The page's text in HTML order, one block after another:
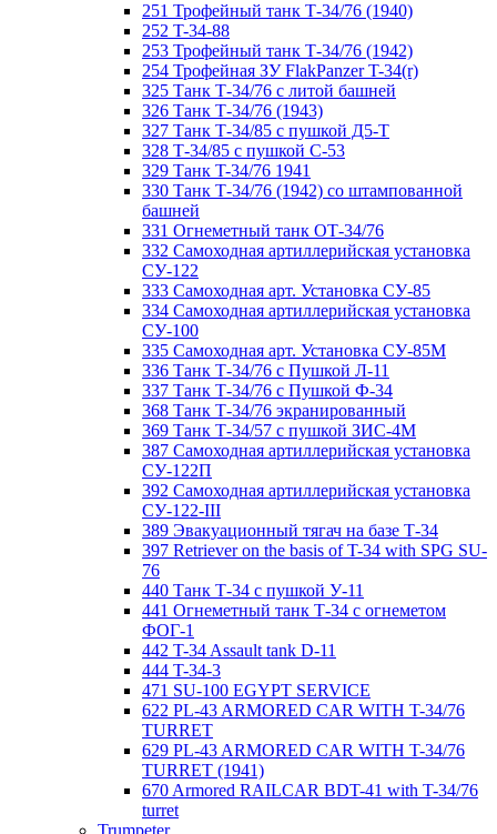
251 Трофейный танк Т-34/76 (1940)
252 T-34-88
253 Трофейный танк Т-34/76 (1942)
254 Трофейная ЗУ FlakPanzer T-34(r)
325 Танк Т-34/76 с литой башней
326 Танк Т-34/76 (1943)
327 Танк Т-34/85 с пушкой Д5-Т
328 Т-34/85 с пушкой С-53
329 Танк T-34/76 1941
330 Танк Т-34/76 (1942) со штампованной
башней
331 Огнеметный танк ОТ-34/76
332 Самоходная артиллерийская установка
СУ-122
333 Самоходная арт. Установка СУ-85
334 Самоходная артиллерийская установка
СУ-100
335 Самоходная арт. Установка СУ-85М
336 Танк Т-34/76 с Пушкой Л-11
337 Танк Т-34/76 с Пушкой Ф-34
368 Танк Т-34/76 экранированный
369 Танк Т-34/57 с пушкой ЗИС-4М
387 Самоходная артиллерийская установка
СУ-122П
392 Самоходная артиллерийская установка
СУ-122-III
389 Эвакуационный тягач на базе Т-34
397 Retriever on the basis of T-34 with SPG SU-
76
440 Танк Т-34 с пушкой У-11
441 Огнеметный танк Т-34 с огнеметом
ФОГ-1
442 T-34 Assault tank D-11
444 T-34-3
471 SU-100 EGYPT SERVICE
622 PL-43 ARMORED CAR WITH T-34/76
TURRET
629 PL-43 ARMORED CAR WITH T-34/76
TURRET (1941)
670 Armored RAILCAR BDT-41 with T-34/76
turret
Trumpeter